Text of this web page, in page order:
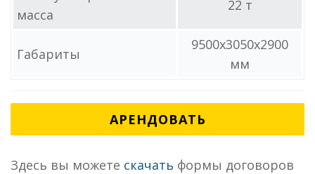
масса
22 т
Габариты
9500x3050x2900
мм
АРЕНДОВАТЬ
Здесь вы можете скачать формы договоров